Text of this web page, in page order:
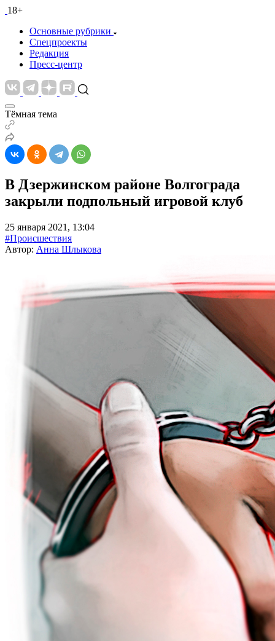
18+
Основные рубрики
Спецпроекты
Редакция
Пресс-центр
Тёмная тема
В Дзержинском районе Волгограда
закрыли подпольный игровой клуб
25 января 2021, 13:04
#Происшествия
Автор: Анна Шлыкова